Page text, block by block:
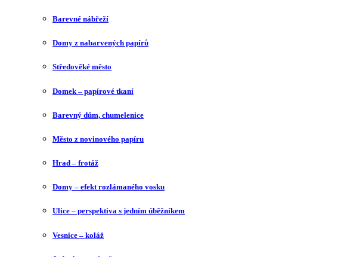
Barevné nábřeží
Domy z nabarvených papírů
Středověké město
Domek – papírové tkaní
Barevný dům, chumelenice
Město z novinového papíru
Hrad – frotáž
Domy – efekt rozlámaného vosku
Ulice – perspektiva s jedním úběžníkem
Vesnice – koláž